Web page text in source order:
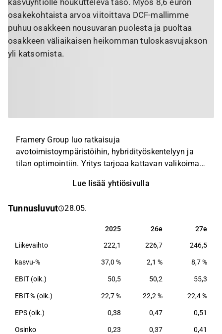
kasvuyhtiölle houkutteleva taso. Myös 8,6 euron
osakekohtaista arvoa viitoittava DCF-mallimme
puhuu osakkeen nousuvaran puolesta ja puoltaa
osakkeen väliaikaisen heikomman tuloskasvujakson
yli katsomista.
Framery Group luo ratkaisuja
avotoimistoympäristöihin, hybridityöskentelyyn ja
tilan optimointiin. Yritys tarjoaa kattavan valikoiman
äänieristetty ja häiriötön tila kokouksille,
avotoimistoympäristöissä. Toimistotilat sisältävät
sijaitsee Tampereella, missä kaikki yrityksen tilojen
kokoonpano tapahtuu.
Lue lisää yhtiösivulla
Tunnusluvut 28.05.
2025 26e 27e
2025 26e 27e
Liikevaihto 222,1 226,7 246,5
kasvu-% 37,0 % 2,1 % 8,7 %
EBIT (oik.) 50,5 50,2 55,3
EBIT-% (oik.) 22,7 % 22,2 % 22,4 %
EPS (oik.) 0,38 0,47 0,51
Osinko 0,23 0,37 0,41